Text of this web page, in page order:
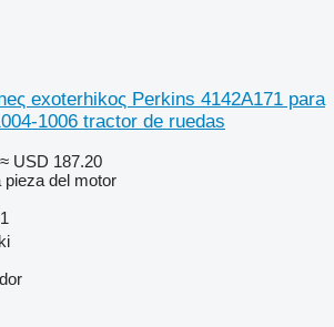
exoterhikoς Perkins 4142A171 para
1006 tractor de ruedas
≈ USD 187.20
pieza del motor